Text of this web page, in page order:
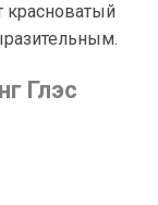
красноватый
Глэс